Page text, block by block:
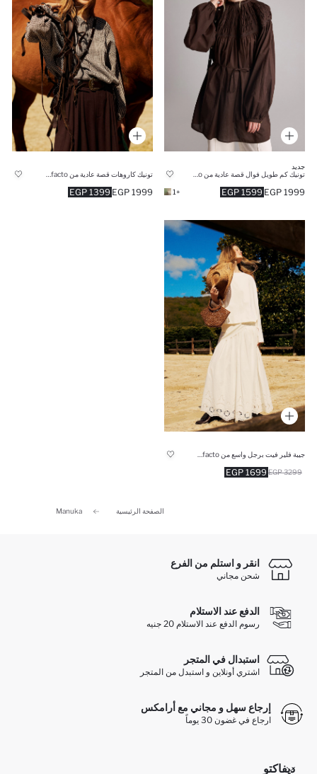
جديد
1599 EGP 1999 EGP
+1
1399 EGP 1999 EGP
1699 EGP 3299 EGP
الصفحة الرئيسية Manuka
انقر و استلم من الفرع
شحن مجاني
الدفع عند الاستلام
رسوم الدفع عند الاستلام 20 جنيه
استبدال في المتجر
اشتري أونلاين و استبدل من المتجر
إرجاع سهل و مجاني مع أرامكس
ارجاع في غضون 30 يوماً
ديفاكتو